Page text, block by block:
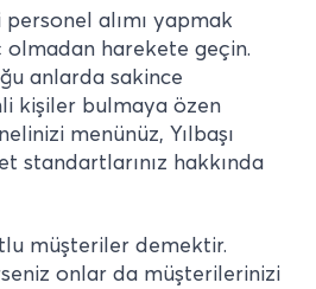
alımı yapmak
olmadan harekete geçin.
anlarda sakince
kişiler bulmaya özen
menünüz, Yılbaşı
standartlarınız hakkında
müşteriler demektir.
onlar da müşterilerinizi